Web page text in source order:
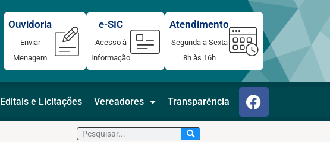
Atendimento
Segunda a Sexta
8h às 16h
e-SIC
Acesso à
Informação
Ouvidoria
Enviar
Menagem
Editais e Licitações Vereadores Transparência F
a
c
Pesquisar